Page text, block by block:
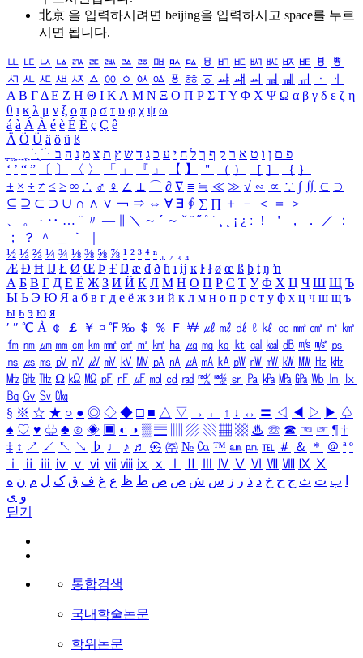
北京 을 입력하시려면 beijing을 입력하시고 space를 누르
시면 됩니다.
ㅥ ㅦ ㅧ ㅨ ㅩ ㅪ ㅫ ㅬ ㅭ ㅮ ㅯ ㅰ ㅱ ㅲ ㅳ ㅴ ㅵ ㅶ ㅷ ㅸ
ㅹ
ㅺ ㅻ ㅼ ㅽ ㅾ ㅿ ㆀ ㆁ ㆂ ㆃ ㆄ ㆅ ㆆ ㆇ ㆈ ㆉ ㆊ ㆋ ㆌ ㆍ
ㆎ
Α Β ΓΔ Ε Ζ Η Θ Ι ΚΛ Μ Ν Ξ Ο Π Ρ Σ ΤΥ Φ Χ Ψ Ω α β γ δ ε ζ η
θ ι κ λ μ ν ξ ο π ρ σ τ υ φ χ ψ ω
á à Á À é è É È ç Ç ê
Ä Ö Ü ä ö ü ß
ִֶֹ ֻּ ׁׂ פ ם ן ו ט א ר ק ף ך ל ח י ע כ ג ד ש ץ ת צ מ נ ה ב
‘ ’ “ ” 〔 〕 〈 〉 「 」 『 』 【 】 ＂ （ ） ［ ］ ｛ ｝
± × ÷ ≠ ≤ ≥ ∞ ∴ ♂ ♀ ∠ ⊥ ⌒ ∂ ∇ ≡ ≒ ≪ ≫ √ ∽ ∝ ∵ ∫ ∬ ∈ ∋
⊆ ⊇ ⊂ ⊃ ∪ ∩ ∧ ∨ ￢ ⇒ ⇔ ∀ ∃ ∮ ∑ ∏ ＋ － ＜ ＝
＞
、
。 · ‥ … ¨ 〃 ― ＼ ∼ ´ ～ ˇ ˘ ˝ ˚ ˙ ¸ ¡ ¿ ː ！ ＇ ， ． ／
：
；
？ ＾ ｀
½ ⅓ ⅔ ¼ ¾ ⅛ ⅜ ⅝ ⅞ ¹ ² ³ ⁴ ⁿ ₁ ₂ ₃ ₄
Æ Ð Ħ Ĳ Ł Ø Œ Þ Ŧ Ŋ æ đ ð ħ ı ĳ ĸ ŀ ł ø œ ß þ ŧ ŋ ŉ
А Б В Г Д Е Ё Ж З И Й К Л М Н О П Р С Т У Ф Х Ц Ч Ш Щ Ъ
Ы Ь Э Ю Я а б в г д е ё ж з и й к л м н о п р с т у ф х ц ч ш щ ъ
ы ь э ю я
′ ″ ℃ Å ￠ ￡ ￥ ¤ ℉ ‰ ＄ ％ Ｆ ￦ ㎕ ㎖ ㎗ ℓ ㎘ ㏄ ㎣ ㎤ ㎥ ㎦
㎙ ㎚ ㎛ ㎜ ㎝ ㎞ ㎟ ㎠ ㎡ ㎢ ㏊ ㎍ ㎎ ㎏ ㏏ ㎈ ㎉ ㏈ ㎧ ㎨ ㎰
㎱ ㎲ ㎳ ㎴ ㎵ ㎶ ㎷ ㎸ ㎹ ㎀ ㎁ ㎂ ㎃ ㎄ ㎺ ㎻ ㎽ ㎾ ㎿ ㎐ ㎑
㎒ ㎓ ㎔ Ω ㏀ ㏁ ㎊ ㎋ ㎌ ㏖ ㏅ ㎭ ㎮ ㎯ ㏛ ㎩ ㎪ ㎫ ㎬ ㏝ ㏐
㏓
㏃ ㏉ ㏜ ㏆
§ ※ ☆ ★ ○ ● ◎ ◇ ◆ □ ■ △ ▽ → ← ↑ ↓ ↔ 〓 ◁ ◀ ▷ ▶ ♤
♠ ♡ ♥ ♧ ♣ ⊙ ◈ ▣ ◐ ◑ ▒ ▤ ▨ ▧ ▦ ▩ ♨ ☏ ☎ ☜ ☞ ¶ †
‡ ↕ ↗ ↙ ↖ ↘ ♭ ♩ ♪ ♬ ㉿ ㈜ № ㏇ ™ ㏂ ㏘ ℡ ＃ ＆ ＊ ＠ ª º
ⅰ
ⅱ ⅲ ⅳ ⅴ ⅵ ⅶ ⅷ ⅸ ⅹ Ⅳ Ⅴ Ⅵ Ⅶ Ⅷ Ⅸ Ⅹ
ب ت ث ج ح خ د ذ ر ز س ش ص ض ط ظ ع غ ف ق ک ل م ن ه
و ی
닫기
통합검색
국내학술논문
학위논문